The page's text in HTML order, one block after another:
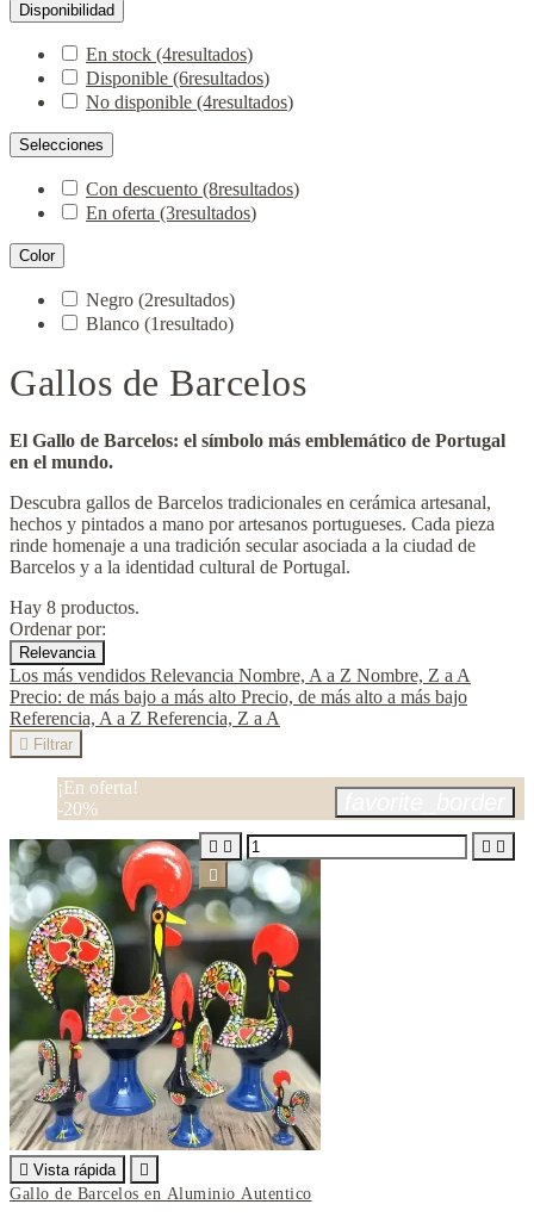
Disponibilidad
En stock (4resultados)
Disponible (6resultados)
No disponible (4resultados)
Selecciones
Con descuento (8resultados)
En oferta (3resultados)
Color
Negro (2resultados)
Blanco (1resultado)
Gallos de Barcelos
El Gallo de Barcelos: el símbolo más emblemático de Portugal
en el mundo.
Descubra gallos de Barcelos tradicionales en cerámica artesanal,
hechos y pintados a mano por artesanos portugueses. Cada pieza
rinde homenaje a una tradición secular asociada a la ciudad de
Barcelos y a la identidad cultural de Portugal.
Hay 8 productos.
Ordenar por:
Relevancia
Los más vendidos Relevancia Nombre, A a Z Nombre, Z a A
Precio: de más bajo a más alto Precio, de más alto a más bajo
Referencia, A a Z Referencia, Z a A
 Filtrar
¡En oferta!
-20%
 Vista rápida

Gallo de Barcelos en Aluminio Autentico
   
